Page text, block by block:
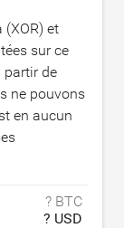
(XOR) et
sur ce
partir de
ne pouvons
en aucun
? BTC
? USD